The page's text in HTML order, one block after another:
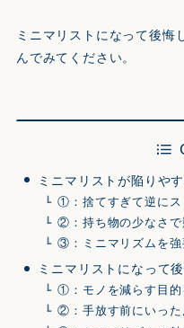
ミニマリストになって後悔
んでみてください。
ミニマリストが陥りや
①：捨てすぎて逆にス
②：持ち物の少なさで
③：ミニマリズムを強
ミニマリストになって
①：モノを減らす目的
②：手放す前にいった